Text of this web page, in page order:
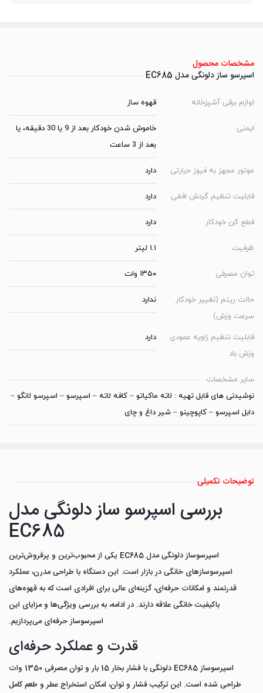
مشخصات محصول
اسپرسو ساز دلونگی مدل EC685
لوازم برقی آشپزخانه قهوه ساز
ایمنی
خاموش شدن خودکار بعد از 9 یا 30 دقیقه، یا
بعد از 3 ساعت
موتور مجهز به فیوز حرارتی دارد
قابلیت تنظیم گردش افقی دارد
قطع کن خودکار دارد
ظرفیت ۱.۱ لیتر
توان مصرفی ۱۳۵۰ وات
حالت ریتم (تغییر خودکار
سرعت وزش)
ندارد
قابلیت تنظیم زاویه عمودی
وزش باد
دارد
سایر مشخصات
نوشیدنی های قابل تهیه : لاته ماکیاتو – کافه لاته – اسپرسو – اسپرسو لانگو –
دابل اسپرسو – کاپوچینو – شیر داغ و چای
توضیحات تکمیلی
بررسی اسپرسو ساز دلونگی مدل
EC685
اسپرسوساز دلونگی مدل EC685 یکی از محبوب‌ترین و پرفروش‌ترین
اسپرسوسازهای خانگی در بازار است. این دستگاه با طراحی مدرن، عملکرد
قدرتمند و امکانات حرفه‌ای، گزینه‌ای عالی برای افرادی است که به قهوه‌های
باکیفیت خانگی علاقه دارند. در ادامه، به بررسی ویژگی‌ها و مزایای این
اسپرسوساز حرفه‌ای می‌پردازیم.
قدرت و عملکرد حرفه‌ای
اسپرسوساز EC685 دلونگی با فشار بخار 15 بار و توان مصرفی 1350 وات
طراحی شده است. این ترکیب فشار و توان، امکان استخراج عطر و طعم کامل